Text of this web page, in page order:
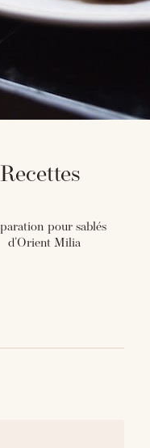
pour sablés
d'Orient Milia